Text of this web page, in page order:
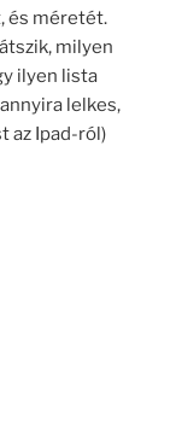
és méretét.
milyen
ilyen lista
lelkes,
az Ipad-ról)